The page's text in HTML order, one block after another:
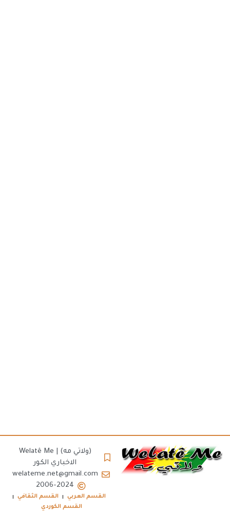
(ولاتي مه) | Welatê Me
الاخباري الكور
welateme.net@gmail.com
2006-2024
القسم العربي
القسم الثقافي
القسم الكوردي